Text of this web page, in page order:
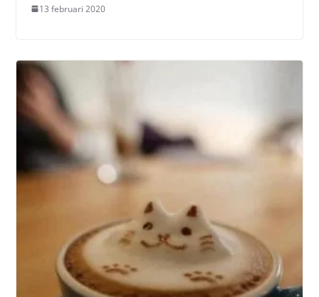
13 februari 2020